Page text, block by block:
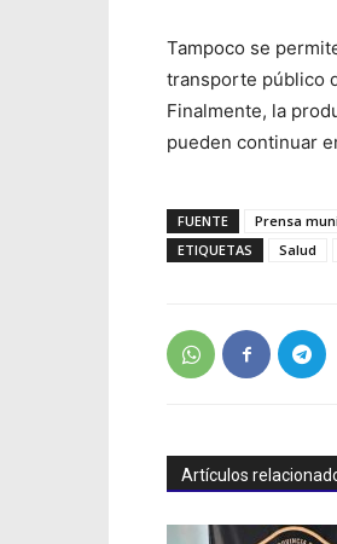
Tampoco se
transporte público
Finalmente, la
pueden continuar
FUENTE
Prensa
ETIQUETAS
Salud
Artículos